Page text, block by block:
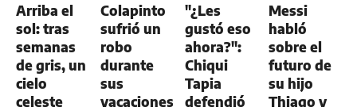
Arriba el
sol: tras
semanas
de gris, un
cielo
celeste
Colapinto
sufrió un
robo
durante
sus
vacaciones
"¿Les
gustó eso
ahora?":
Chiqui
Tapia
defendió
Messi
habló
sobre el
futuro de
su hijo
Thiago y